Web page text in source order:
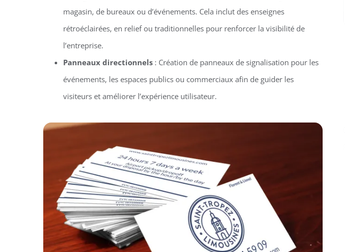
magasin, de bureaux ou d’événements. Cela inclut des enseignes
rétroéclairées, en relief ou traditionnelles pour renforcer la visibilité de
l’entreprise.
Panneaux directionnels: Création de panneaux de signalisation pour les
événements, les espaces publics ou commerciaux afin de guider les
visiteurs et améliorer l’expérience utilisateur.